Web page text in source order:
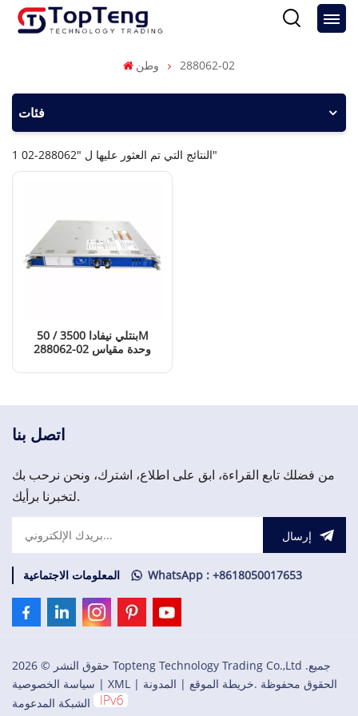
وطن 288062-02
فئات
1 النتائج التي تم العثور عليها ل "288062-02"
بنتلي نيفادا 3500 / 50M
288062-02 وحدة مقياس
إقرأ المزيد
اتصل بنا
من فضلك تابع القراءة، ابق على اطلاع، اشترك، ونحن نرحب بك
لتخبرنا برأيك.
إرسال
المعلومات الاجتماعية WhatsApp : +8618050017653
حقوق النشر © 2026 Topteng Technology Trading Co.,Ltd .جميع
الحقوق محفوظة .خريطة الموقع | المدونة |
XML
| سياسة الخصوصية
الشبكة المدعومة